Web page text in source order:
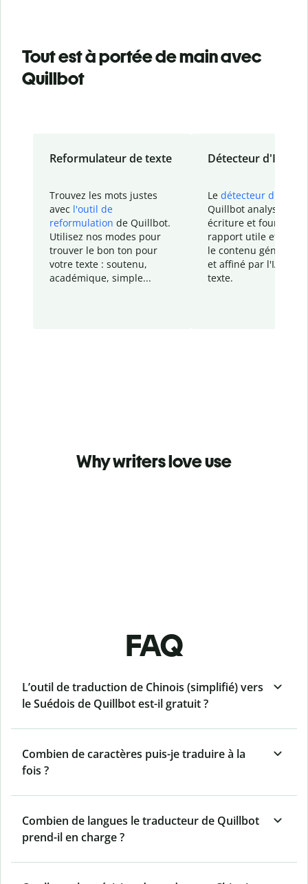
Tout est à portée de main avec
Quillbot
Reformulateur de texte
Trouvez les mots justes
avec l'outil de
reformulation de Quillbot.
Utilisez nos modes pour
trouver le bon ton pour
votre texte : soutenu,
académique, simple...
Détecteur d'IA
Le détecteur d'IA
Quillbot analyse votre
écriture et fournit un
rapport utile et
le contenu généré
et affiné par l'IA
texte.
Why writers love use
FAQ
L’outil de traduction de Chinois (simplifié) vers
le Suédois de Quillbot est-il gratuit ?
Combien de caractères puis-je traduire à la
fois ?
Combien de langues le traducteur de Quillbot
prend-il en charge ?